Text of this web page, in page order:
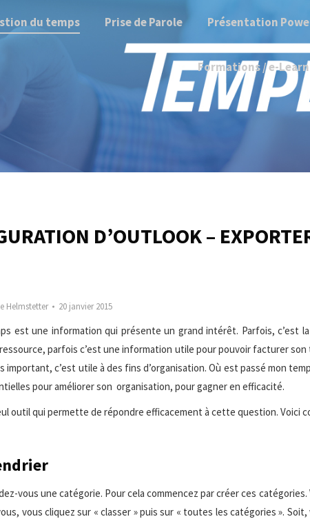
du temps Prise de Parole Présentation
Formations / e-
D’OUTLOOK –
Helmstetter 20 janvier 2015
est une information qui présente un grand intérêt. Parfois, c’est
parfois c’est une information utile pour pouvoir facturer son
c’est utile à des fins d’organisation. Où est passé mon
pour améliorer son organisation, pour gagner en efficacité.
outil qui permette de répondre efficacement à cette question. Voici
vous une catégorie. Pour cela commencez par créer ces catégories.
vous cliquez sur « classer » puis sur « toutes les catégories ».